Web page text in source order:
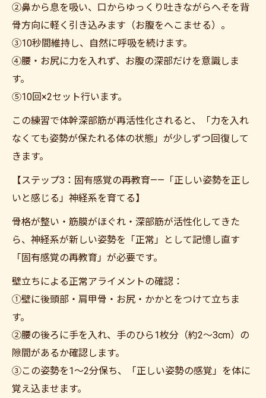
②鼻から息を吸い、口からゆっくり吐きながらへそを背
骨方向に軽く引き込みます（お腹をへこませる）。
③10秒間維持し、自然に呼吸を続けます。
④腰・お尻に力を入れず、お腹の深部だけを意識しま
す。
⑤10回×2セット行います。
この練習で体幹深部筋が再活性化されると、「力を入れ
なくても姿勢が保たれる体の状態」が少しずつ回復して
きます。
【ステップ3：固有感覚の再教育——「正しい姿勢を正し
いと感じる」神経系を育てる】
骨格が整い・筋膜がほぐれ・深部筋が活性化してきた
ら、神経系が新しい姿勢を「正常」として記憶し直す
「固有感覚の再教育」が必要です。
壁立ちによる正常アライメントの確認：
①壁に後頭部・肩甲骨・お尻・かかとをつけて立ちま
す。
②腰の後ろに手を入れ、手のひら1枚分（約2〜3cm）の
隙間があるか確認します。
③この姿勢を1〜2分保ち、「正しい姿勢の感覚」を体に
覚え込ませます。